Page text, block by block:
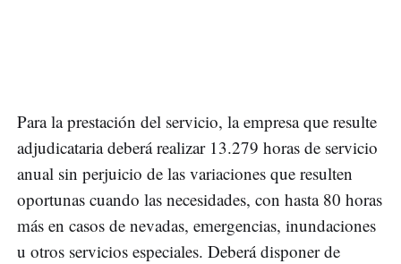
Para la prestación del servicio, la empresa que resulte
adjudicataria deberá realizar 13.279 horas de servicio
anual sin perjuicio de las variaciones que resulten
oportunas cuando las necesidades, con hasta 80 horas
más en casos de nevadas, emergencias, inundaciones
u otros servicios especiales. Deberá disponer de